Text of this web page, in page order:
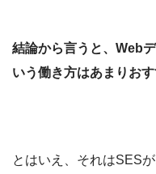
結論から言うと、Web
いう働き方はあまりおす
とはいえ、それはSES